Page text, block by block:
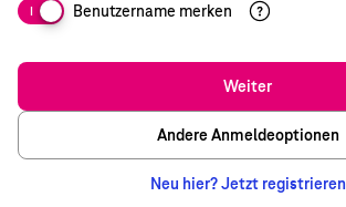
I Benutzername merken
Weiter
Andere Anmeldeoptionen
Neu hier? Jetzt registrieren